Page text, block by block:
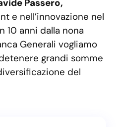
Passero,
e nell’innovazione nel
10 anni dalla nona
Generali vogliamo
grandi somme
del